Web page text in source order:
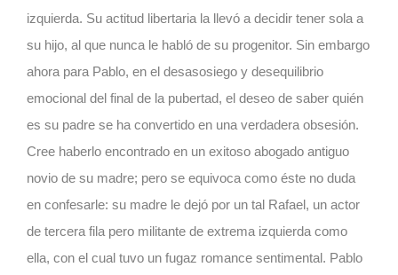
izquierda. Su actitud libertaria la llevó a decidir tener sola a
su hijo, al que nunca le habló de su progenitor. Sin embargo
ahora para Pablo, en el desasosiego y desequilibrio
emocional del final de la pubertad, el deseo de saber quién
es su padre se ha convertido en una verdadera obsesión.
Cree haberlo encontrado en un exitoso abogado antiguo
novio de su madre; pero se equivoca como éste no duda
en confesarle: su madre le dejó por un tal Rafael, un actor
de tercera fila pero militante de extrema izquierda como
ella, con el cual tuvo un fugaz romance sentimental. Pablo